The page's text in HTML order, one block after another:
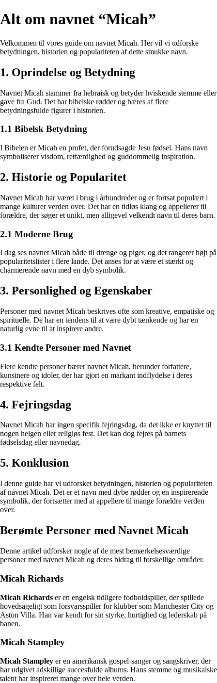
Alt om navnet “Micah”
Velkommen til vores guide om navnet Micah. Her vil vi udforske
betydningen, historien og populariteten af dette smukke navn.
1. Oprindelse og Betydning
Navnet Micah stammer fra hebraisk og betyder hviskende stemme eller
gave fra Gud. Det har bibelske rødder og bæres af flere
betydningsfulde figurer i historien.
1.1 Bibelsk Betydning
I Bibelen er Micah en profet, der forudsagde Jesu fødsel. Hans navn
symboliserer visdom, retfærdighed og guddommelig inspiration.
2. Historie og Popularitet
Navnet Micah har været i brug i århundreder og er fortsat populært i
mange kulturer verden over. Det har en tidløs klang og appellerer til
forældre, der søger et unikt, men alligevel velkendt navn til deres barn.
2.1 Moderne Brug
I dag ses navnet Micah både til drenge og piger, og det rangerer højt på
popularitetslister i flere lande. Det anses for at være et stærkt og
charmerende navn med en dyb symbolik.
3. Personlighed og Egenskaber
Personer med navnet Micah beskrives ofte som kreative, empatiske og
spirituelle. De har en tendens til at være dybt tænkende og har en
naturlig evne til at inspirere andre.
3.1 Kendte Personer med Navnet
Flere kendte personer bærer navnet Micah, herunder forfattere,
kunstnere og idoler, der har gjort en markant indflydelse i deres
respektive felt.
4. Fejringsdag
Navnet Micah har ingen specifik fejringsdag, da det ikke er knyttet til
nogen helgen eller religiøs fest. Det kan dog fejres på barnets
fødselsdag eller navnedag.
5. Konklusion
I denne guide har vi udforsket betydningen, historien og populariteten
af navnet Micah. Det er et navn med dybe rødder og en inspirerende
symbolik, der fortsætter med at appellere til mange forældre verden
over.
Berømte Personer med Navnet Micah
Denne artikel udforsker nogle af de mest bemærkelsesværdige
personer med navnet Micah og deres bidrag til forskellige områder.
Micah Richards
Micah Richards er en engelsk tidligere fodboldspiller, der spillede
hovedsageligt som forsvarsspiller for klubber som Manchester City og
Aston Villa. Han var kendt for sin styrke, hurtighed og lederskab på
banen.
Micah Stampley
Micah Stampley er en amerikansk gospel-sanger og sangskriver, der
har udgivet adskillige succesfulde albums. Hans stemme og musikalske
talent har inspireret mange over hele verden.